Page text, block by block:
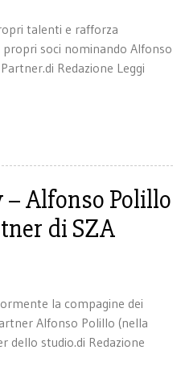
talenti e rafforza
soci nominando Alfonso
Redazione Leggi
Alfonso Polillo
di SZA
la compagine dei
Alfonso Polillo (nella
dello studio.di Redazione